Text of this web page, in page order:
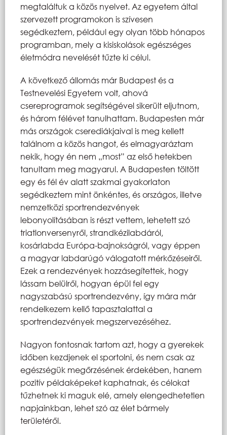
megtaláltuk a közös nyelvet. Az egyetem által
szervezett programokon is szívesen
segédkeztem, például egy olyan több hónapos
programban, mely a kisiskolások egészséges
életmódra nevelését tűzte ki célul.
A következő állomás már Budapest és a
Testnevelési Egyetem volt, ahová
csereprogramok segítségével sikerült eljutnom,
és három félévet tanulhattam. Budapesten már
más országok cserediákjaival is meg kellett
találnom a közös hangot, és elmagyaráztam
nekik, hogy én nem „most” az első hetekben
tanultam meg magyarul. A Budapesten töltött
egy és fél év alatt szakmai gyakorlaton
segédkeztem mint önkéntes, és országos, illetve
nemzetközi sportrendezvények
lebonyolításában is részt vettem, lehetett szó
triatlonversenyről, strandkézilabdáról,
kosárlabda Európa-bajnokságról, vagy éppen
a magyar labdarúgó válogatott mérkőzéseiről.
Ezek a rendezvények hozzásegítettek, hogy
lássam belülről, hogyan épül fel egy
nagyszabású sportrendezvény, így mára már
rendelkezem kellő tapasztalattal a
sportrendezvények megszervezéséhez.
Nagyon fontosnak tartom azt, hogy a gyerekek
időben kezdjenek el sportolni, és nem csak az
egészségük megőrzésének érdekében, hanem
pozitív példaképeket kaphatnak, és célokat
tűzhetnek ki maguk elé, amely elengedhetetlen
napjainkban, lehet szó az élet bármely
területéről.